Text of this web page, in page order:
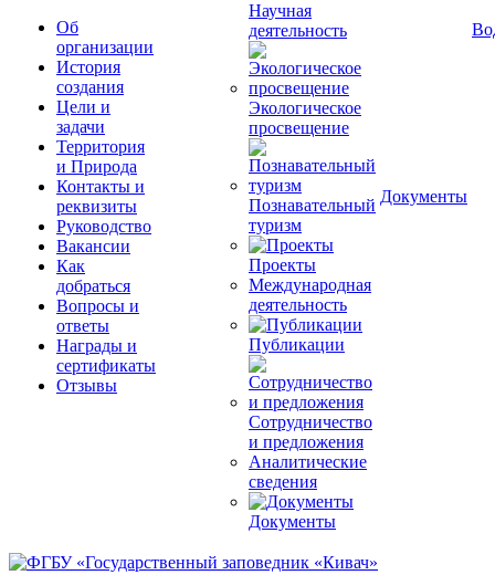
Об
организации
История
создания
Цели и
задачи
Территория
и Природа
Контакты и
реквизиты
Руководство
Вакансии
Как
добраться
Вопросы и
ответы
Награды и
сертификаты
Отзывы
Научная
деятельность
Экологическое
просвещение
Познавательный
туризм
Проекты
Международная
деятельность
Публикации
Сотрудничество
и предложения
Аналитические
сведения
Документы
Документы